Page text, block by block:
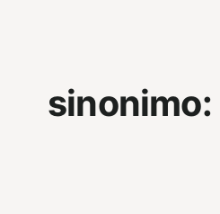
sinonimo: